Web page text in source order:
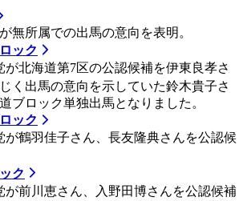
無所属での出馬の意向を表明。
ック
が北海道第7区の公認候補を伊東良孝さ
く出馬の意向を示していた鈴木貴子さ
ブロック単独出馬となりました。
ック
が鶴羽佳子さん、長友隆典さんを公認候
ク
が前川恵さん、入野田博さんを公認候補